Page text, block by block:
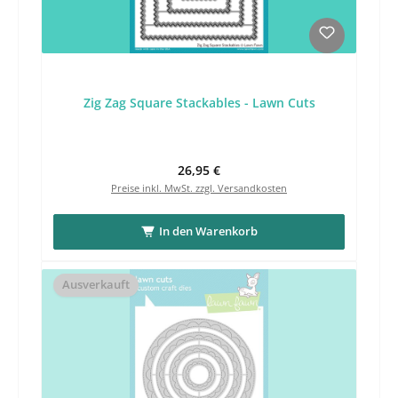
Zig Zag Square Stackables - Lawn Cuts
Regulärer Preis:
26,95 €
Preise inkl. MwSt. zzgl. Versandkosten
In den Warenkorb
Ausverkauft